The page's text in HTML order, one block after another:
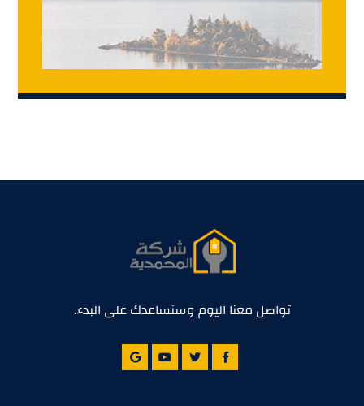
تواصل معنا اليوم وسنساعدك على البدء.